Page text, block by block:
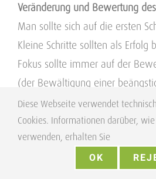
Veränderung und Bewertung
Man sollte sich auf die ersten
Kleine Schritte sollten als Erfolg
Fokus sollte immer auf der
(der Bewältigung einer
und weniger auf der
Angstreaktion).
Ähnlich wie ein Marathon-
Wettlauf trainiert und sich über
Diese Webseite verwendet
Cookies. Informationen darüber,
verwenden, erhalten Sie
OK